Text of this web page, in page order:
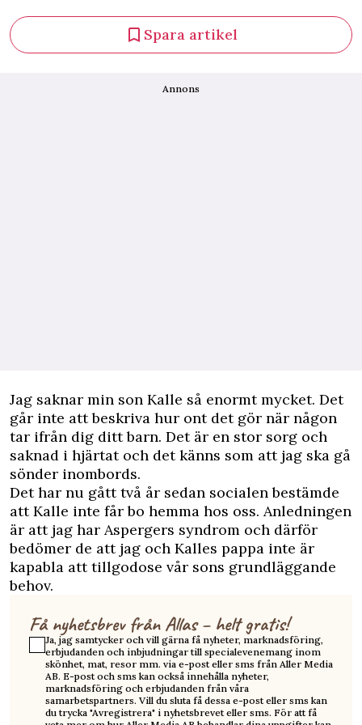
Spara artikel
Annons
Jag saknar min son Kalle så enormt mycket. Det
går inte att beskriva hur ont det gör när någon
tar ifrån dig ditt barn. Det är en stor sorg och
saknad i hjärtat och det känns som att jag ska gå
sönder inombords.
Det har nu gått två år sedan socialen bestämde
att Kalle inte får bo hemma hos oss. Anledningen
är att jag har Aspergers syndrom och därför
bedömer de att jag och Kalles pappa inte är
kapabla att tillgodose vår sons grundläggande
behov.
Få nyhetsbrev från Allas – helt gratis!
Ja, jag samtycker och vill gärna få nyheter, marknadsföring,
erbjudanden och inbjudningar till specialevenemang inom
skönhet, mat, resor mm. via e-post eller sms från Aller Media
AB. E-post och sms kan också innehålla nyheter,
marknadsföring och erbjudanden från våra
samarbetspartners. Vill du sluta få dessa e-post eller sms kan
du trycka "Avregistrera" i nyhetsbrevet eller sms. För att få